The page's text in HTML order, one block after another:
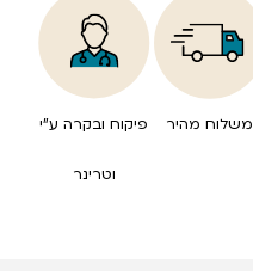
משלוח מהיר פיקוח ובקרה ע”י
וטרינר